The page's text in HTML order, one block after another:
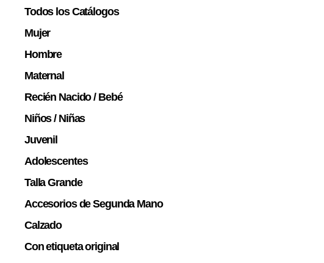
Todos los Catálogos
Mujer
Hombre
Maternal
Recién Nacido / Bebé
Niños / Niñas
Juvenil
Adolescentes
Talla Grande
Accesorios de Segunda Mano
Calzado
Con etiqueta original